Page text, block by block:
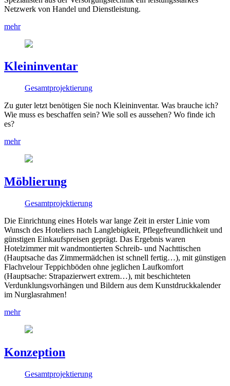
Netzwerk von Handel und Dienstleistung.
mehr
Kleininventar
Gesamtprojektierung
Zu guter letzt benötigen Sie noch Kleininventar. Was brauche ich?
Wie muss es beschaffen sein? Wie soll es aussehen? Wo finde ich
es?
mehr
Möblierung
Gesamtprojektierung
Die Einrichtung eines Hotels war lange Zeit in erster Linie vom
Wunsch des Hoteliers nach Langlebigkeit, Pflegefreundlichkeit und
günstigen Einkaufspreisen geprägt. Das Ergebnis waren
Hotelzimmer mit wandmontierten Schreib- und Nachttischen
(Hauptsache das Zimmermädchen ist schnell fertig…), mit günstigen
Flachvelour Teppichböden ohne jeglichen Laufkomfort
(Hauptsache: Strapazierwert extrem…), mit beschichteten
Verdunklungsvorhängen und Bildern aus dem Kunstdruckkalender
im Nurglasrahmen!
mehr
Konzeption
Gesamtprojektierung